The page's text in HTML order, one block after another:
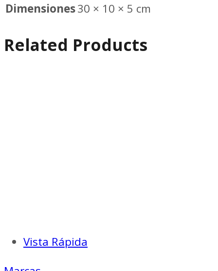
Cable
AWG:
22-
Dimensiones30 × 10 × 5 cm
Related Products
Vista Rápida